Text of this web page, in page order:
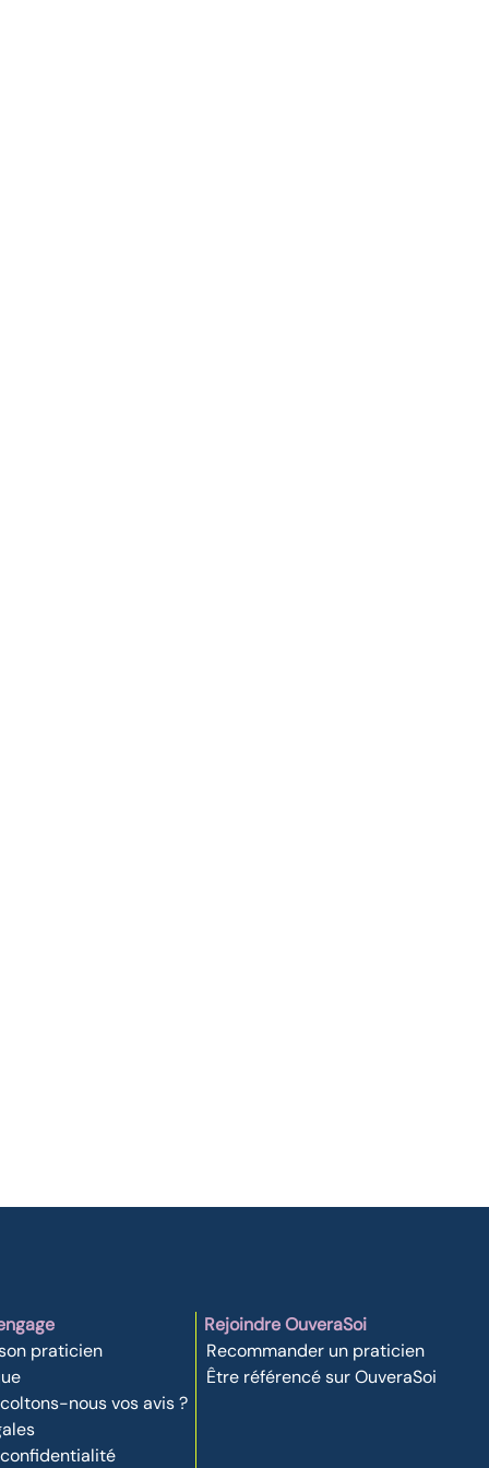
praticien
nous vos avis ?
Rejoindre OuveraSoi
Recommander un praticien
Être référencé sur OuveraSoi